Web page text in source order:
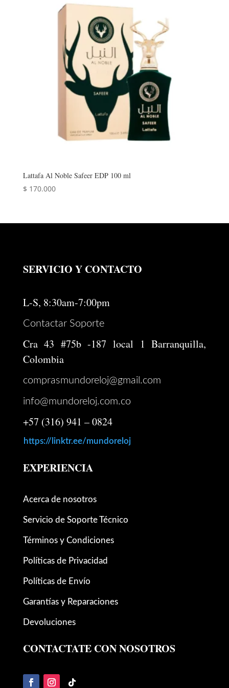
Lattafa Al Noble Safeer EDP 100 ml
$ 170.000
SERVICIO Y CONTACTO
L-S, 8:30am-7:00pm
Contactar Soporte
Cra 43 #75b -187 local 1 Barranquilla,
Colombia
comprasmundoreloj@gmail.com
info@mundoreloj.com.co
+57 (316) 941 – 0824
https://linktr.ee/mundoreloj
EXPERIENCIA
Acerca de nosotros
Servicio de Soporte Técnico
Términos y Condiciones
Políticas de Privacidad
Políticas de Envío
Garantías y Reparaciones
Devoluciones
CONTACTATE CON NOSOTROS